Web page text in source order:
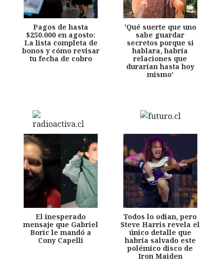
Pagos de hasta
$250.000 en agosto:
La lista completa de
bonos y cómo revisar
tu fecha de cobro
'Qué suerte que uno
sabe guardar
secretos porque si
hablara, habría
relaciones que
durarían hasta hoy
mismo'
El inesperado
mensaje que Gabriel
Boric le mandó a
Cony Capelli
Todos lo odian, pero
Steve Harris revela el
único detalle que
habría salvado este
polémico disco de
Iron Maiden